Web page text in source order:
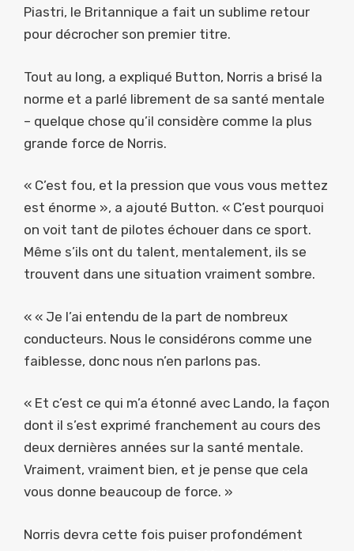
Piastri, le Britannique a fait un sublime retour
pour décrocher son premier titre.
Tout au long, a expliqué Button, Norris a brisé la
norme et a parlé librement de sa santé mentale
– quelque chose qu’il considère comme la plus
grande force de Norris.
« C’est fou, et la pression que vous vous mettez
est énorme », a ajouté Button. « C’est pourquoi
on voit tant de pilotes échouer dans ce sport.
Même s’ils ont du talent, mentalement, ils se
trouvent dans une situation vraiment sombre.
« « Je l’ai entendu de la part de nombreux
conducteurs. Nous le considérons comme une
faiblesse, donc nous n’en parlons pas.
« Et c’est ce qui m’a étonné avec Lando, la façon
dont il s’est exprimé franchement au cours des
deux dernières années sur la santé mentale.
Vraiment, vraiment bien, et je pense que cela
vous donne beaucoup de force. »
Norris devra cette fois puiser profondément